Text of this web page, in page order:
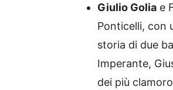
Giulio Golia e
Ponticelli, con
storia di due
Imperante,
dei più